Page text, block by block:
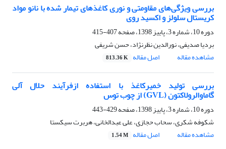
بررسی ویژگی‌های مقاومتی و نوری کاغذهای تیمار شده با نانو مواد
کریستال سلولز و اکسید روی
دوره 10، شماره 3، پاییز 1398، صفحه
407-415
بردیا صدیفی، نورالدین نظرنژاد، حسن شریفی
مشاهده مقاله
اصل مقاله 813.36 K
بررسی تولید خمیرکاغذ با استفاده ازفرآیند حلال آلی
گاماوالرولاکتون (GVL) از چوب توس
دوره 10، شماره 3، پاییز 1398، صفحه
429-443
شکوفه شکری، سحاب حجازی، علی عبدالخانی، هربرت سیکستا
مشاهده مقاله
اصل مقاله 1.54 M